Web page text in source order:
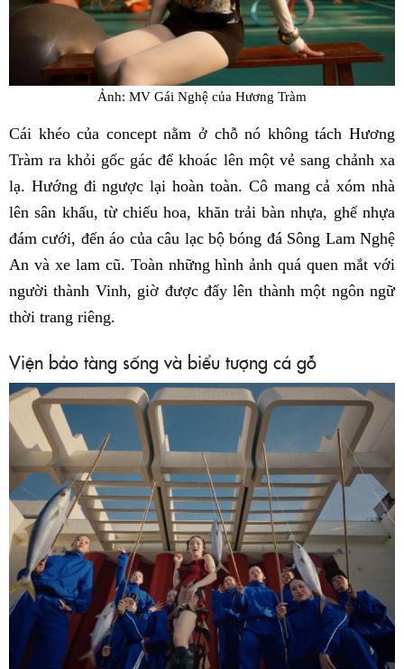
Ảnh: MV Gái Nghệ của Hương Tràm
Cái khéo của concept nằm ở chỗ nó không tách Hương
Tràm ra khỏi gốc gác để khoác lên một vẻ sang chảnh xa
lạ. Hướng đi ngược lại hoàn toàn. Cô mang cả xóm nhà
lên sân khấu, từ chiếu hoa, khăn trải bàn nhựa, ghế nhựa
đám cưới, đến áo của câu lạc bộ bóng đá Sông Lam Nghệ
An và xe lam cũ. Toàn những hình ảnh quá quen mắt với
người thành Vinh, giờ được đẩy lên thành một ngôn ngữ
thời trang riêng.
Viện bảo tàng sống và biểu tượng cá gỗ